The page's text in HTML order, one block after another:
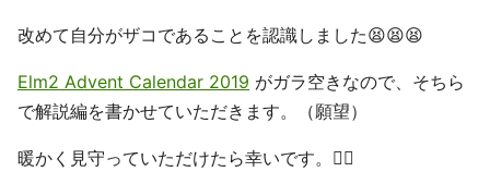
改めて自分がザコであることを認識しました😫😫😫
Elm2 Advent Calendar 2019 がガラ空きなので、そちら
で解説編を書かせていただきます。（願望）
暖かく見守っていただけたら幸いです。🙇‍♂️